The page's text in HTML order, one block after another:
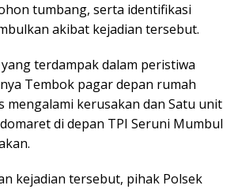
tumbang, serta identifikasi
akibat kejadian tersebut.
terdampak dalam peristiwa
Tembok pagar depan rumah
mengalami kerusakan dan Satu unit
di depan TPI Seruni Mumbul
kejadian tersebut, pihak Polsek